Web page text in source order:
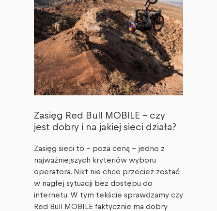
Zasięg Red Bull MOBILE – czy
jest dobry i na jakiej sieci działa?
Zasięg sieci to – poza ceną – jedno z
najważniejszych kryteriów wyboru
operatora. Nikt nie chce przecież zostać
w nagłej sytuacji bez dostępu do
internetu. W tym tekście sprawdzamy czy
Red Bull MOBILE faktycznie ma dobry